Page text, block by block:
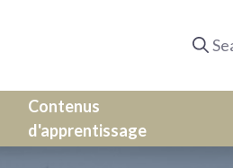
Contenus
d'apprentissage